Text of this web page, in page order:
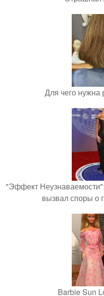
Для чего нужна
"Эффект
вызвал споры о
Barbie Sun